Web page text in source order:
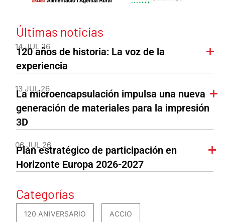
Últimas noticias
14 JUL 26
120 años de historia: La voz de la
experiencia
13 JUL 26
La microencapsulación impulsa una nueva
generación de materiales para la impresión
3D
06 JUL 26
Plan estratégico de participación en
Horizonte Europa 2026-2027
Categorías
120 ANIVERSARIO ACCIO